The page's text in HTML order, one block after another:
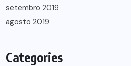
setembro 2019
agosto 2019
Categories